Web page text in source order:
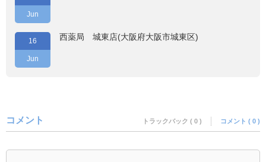
Jun
16
Jun
西薬局 城東店(大阪府大阪市城東区)
コメント トラックバック ( 0 ) コメント ( 0 )